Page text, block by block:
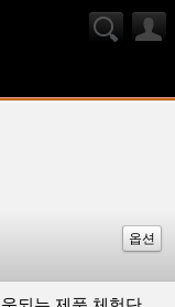
옵션